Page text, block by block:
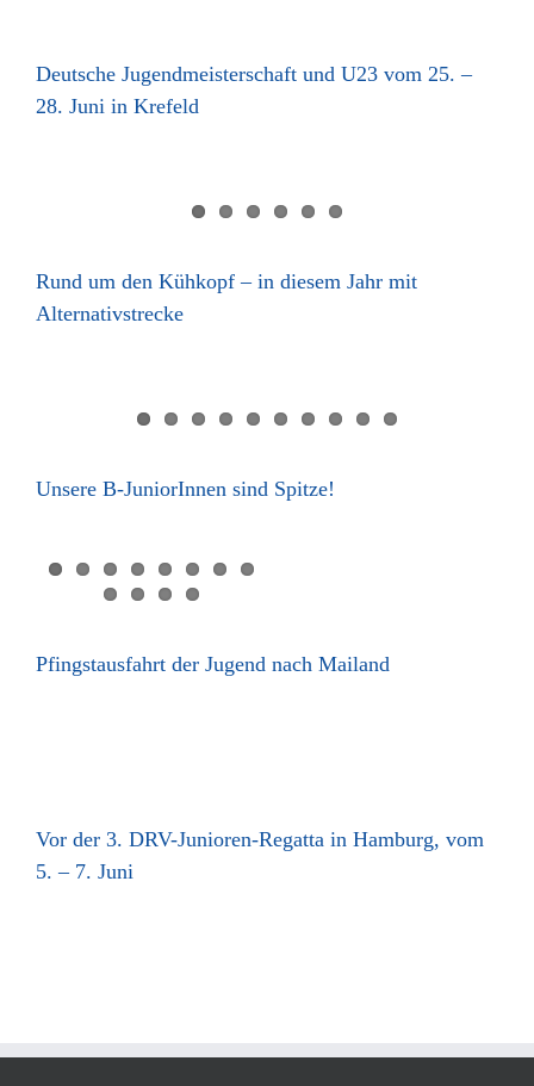
Deutsche Jugendmeisterschaft und U23 vom 25. –
28. Juni in Krefeld
Rund um den Kühkopf – in diesem Jahr mit
Alternativstrecke
Unsere B-JuniorInnen sind Spitze!
Pfingstausfahrt der Jugend nach Mailand
Vor der 3. DRV-Junioren-Regatta in Hamburg, vom
5. – 7. Juni